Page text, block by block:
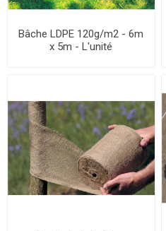
Bâche LDPE 120g/m2 - 6m
x 5m - L'unité